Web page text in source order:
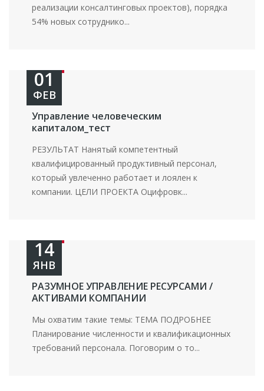
реализации консалтинговых проектов), порядка
54% новых сотруднико...
Управление человеческим
капиталом_тест
01
ФЕВ
РЕЗУЛЬТАТ Нанятый компетентный
квалифицированный продуктивный персонал,
который увлеченно работает и лоялен к
компании. ЦЕЛИ ПРОЕКТА Оцифровк...
РАЗУМНОЕ УПРАВЛЕНИЕ РЕСУРСАМИ /
АКТИВАМИ КОМПАНИИ
14
ЯНВ
Мы охватим такие темы: ТЕМА ПОДРОБНЕЕ
Планирование численности и квалификационных
требований персонала. Поговорим о то...